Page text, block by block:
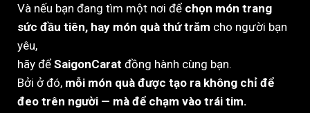
Và nếu bạn đang tìm một nơi để chọn món trang
sức đầu tiên, hay món quà thứ trăm cho người bạn
yêu,
hãy để SaigonCarat đồng hành cùng bạn.
Bởi ở đó, mỗi món quà được tạo ra không chỉ để
đeo trên người — mà để chạm vào trái tim.